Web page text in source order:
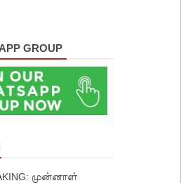
GROUP
முன்னாள்